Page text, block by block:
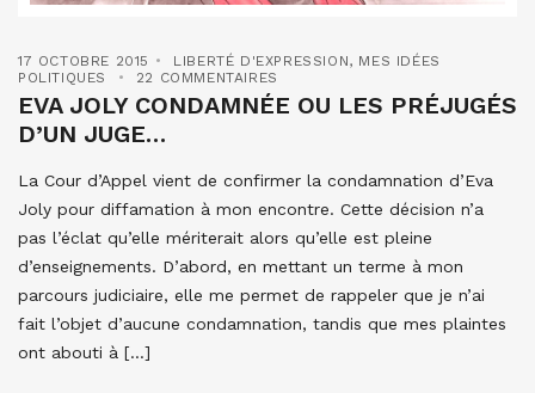
17 OCTOBRE 2015 LIBERTÉ D'EXPRESSION, MES IDÉES
POLITIQUES
22 COMMENTAIRES
EVA JOLY CONDAMNÉE OU LES PRÉJUGÉS
D’UN JUGE…
La Cour d’Appel vient de confirmer la condamnation d’Eva
Joly pour diffamation à mon encontre. Cette décision n’a
pas l’éclat qu’elle mériterait alors qu’elle est pleine
d’enseignements. D’abord, en mettant un terme à mon
parcours judiciaire, elle me permet de rappeler que je n’ai
fait l’objet d’aucune condamnation, tandis que mes plaintes
ont abouti à […]